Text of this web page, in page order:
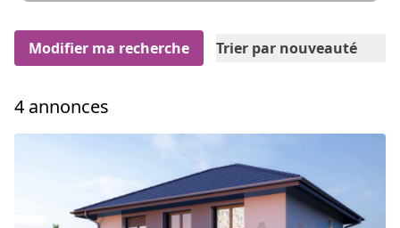
Modifier ma recherche Trier par nouveauté
4 annonces